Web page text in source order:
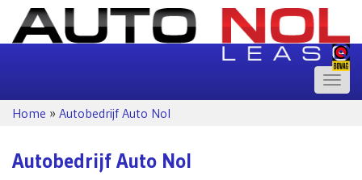
Toggle
Home » Autobedrijf Auto Nol
Autobedrijf Auto Nol